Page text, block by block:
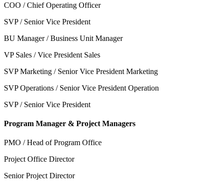
COO / Chief Operating Officer
SVP / Senior Vice President
BU Manager / Business Unit Manager
VP Sales / Vice President Sales
SVP Marketing / Senior Vice President Marketing
SVP Operations / Senior Vice President Operation
SVP / Senior Vice President
Program Manager & Project Managers
PMO / Head of Program Office
Project Office Director
Senior Project Director